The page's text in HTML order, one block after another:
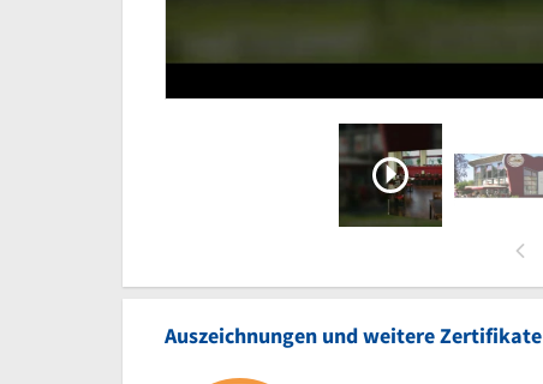
Auszeichnungen und weitere Zertifikate